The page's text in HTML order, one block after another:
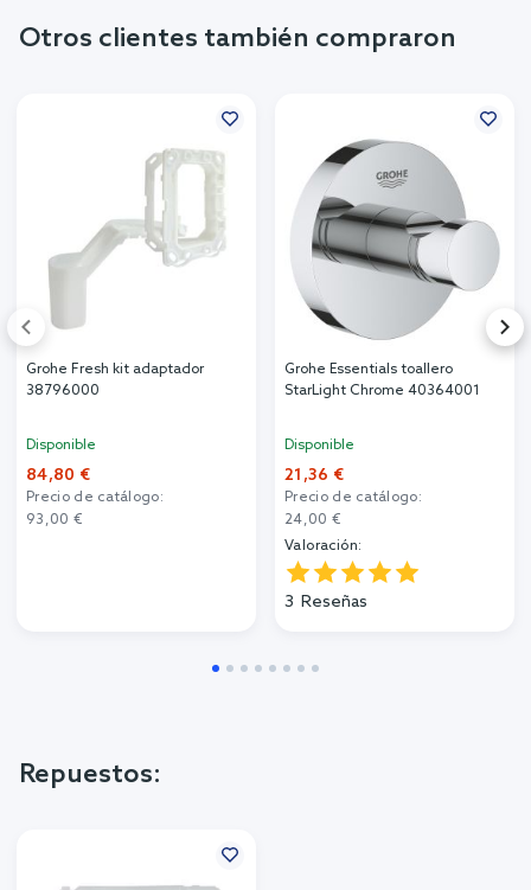
Otros clientes también compraron
Grohe Fresh kit adaptador
38796000
Disponible
84,80 €
Precio de catálogo:
93,00 €
Grohe Essentials toallero
StarLight Chrome 40364001
Disponible
21,36 €
Precio de catálogo:
24,00 €
Valoración:
3 Reseñas
Repuestos: